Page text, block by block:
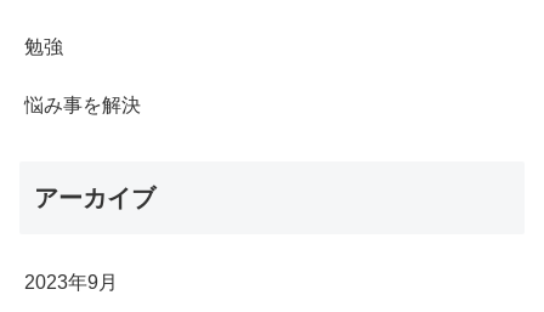
勉強
悩み事を解決
アーカイブ
2023年9月